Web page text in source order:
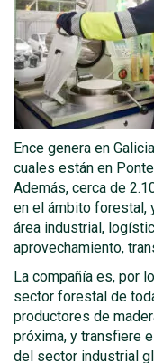
Ence genera en
cuales están en
Además, cerca de
en el ámbito forestal,
área industrial,
aprovechamiento,
La compañía es, por
sector forestal de
productores de
próxima, y transfiere
del sector industrial